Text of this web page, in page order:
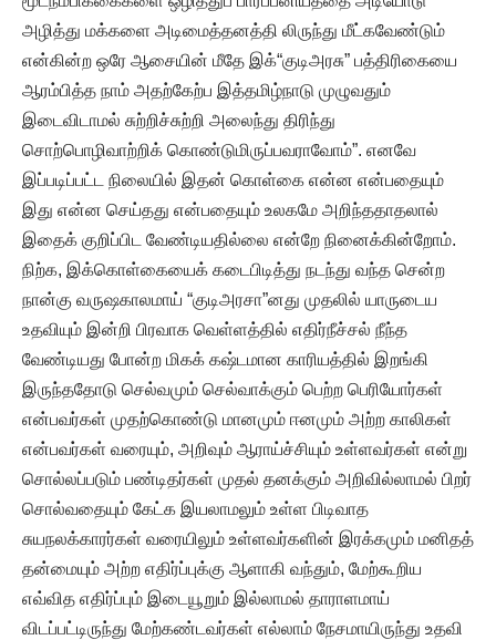
அழித்து மக்களை அடிமைத்தனத்தி லிருந்து மீட்கவேண்டும்
என்கின்ற ஒரே ஆசையின் மீதே இக்“குடிஅரசு” பத்திரிகையை
ஆரம்பித்த நாம் அதற்கேற்ப இத்தமிழ்நாடு முழுவதும்
இடைவிடாமல் சுற்றிச்சுற்றி அலைந்து திரிந்து
சொற்பொழிவாற்றிக் கொண்டுமிருப்பவராவோம்”. எனவே
இப்படிப்பட்ட நிலையில் இதன் கொள்கை என்ன என்பதையும்
இது என்ன செய்தது என்பதையும் உலகமே அறிந்ததாதலால்
இதைக் குறிப்பிட வேண்டியதில்லை என்றே நினைக்கின்றோம்.
நிற்க, இக்கொள்கையைக் கடைபிடித்து நடந்து வந்த சென்ற
நான்கு வருஷகாலமாய் “குடிஅரசா”னது முதலில் யாருடைய
உதவியும் இன்றி பிரவாக வெள்ளத்தில் எதிர்நீச்சல் நீந்த
வேண்டியது போன்ற மிகக் கஷ்டமான காரியத்தில் இறங்கி
இருந்ததோடு செல்வமும் செல்வாக்கும் பெற்ற பெரியோர்கள்
என்பவர்கள் முதற்கொண்டு மானமும் ஈனமும் அற்ற காலிகள்
என்பவர்கள் வரையும், அறிவும் ஆராய்ச்சியும் உள்ளவர்கள் என்று
சொல்லப்படும் பண்டிதர்கள் முதல் தனக்கும் அறிவில்லாமல் பிறர்
சொல்வதையும் கேட்க இயலாமலும் உள்ள பிடிவாத
சுயநலக்காரர்கள் வரையிலும் உள்ளவர்களின் இரக்கமும் மனிதத்
தன்மையும் அற்ற எதிர்ப்புக்கு ஆளாகி வந்தும், மேற்கூறிய
எவ்வித எதிர்ப்பும் இடையூறும் இல்லாமல் தாராளமாய்
விடப்பட்டிருந்து மேற்கண்டவர்கள் எல்லாம் நேசமாயிருந்து உதவி